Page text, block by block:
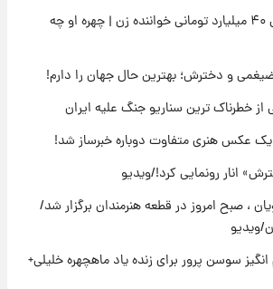
خبر انتصاب جدید محسن رضایی حذف شد +
جزئیات
۱۸ ساعت پیش
پست جدید محسن رضایی در شورای عالی امنیت
ملی
۲۲ ساعت پیش
آتش‌سوزی در لوناپارک شیراز؛ آخرین وضعیت
خزندگان خطرناک پس از حادثه
جنجال جراحی زیبایی ۴۰ میلیارد تومانی خواننده زن | چهره او چه
و دخترش؛ بهترین حال جهان را دارم!
خطرناک ترین سناریو جنگ علیه ایران
عکس هنری متفاوت دوباره خبرساز شد!
انار رونمایی کرد!/ویدیو
، صبح امروز در قطعه هنرمندان برگزار شد/
سوسن پرور برای زنده یاد ماهچهره خلیلی+